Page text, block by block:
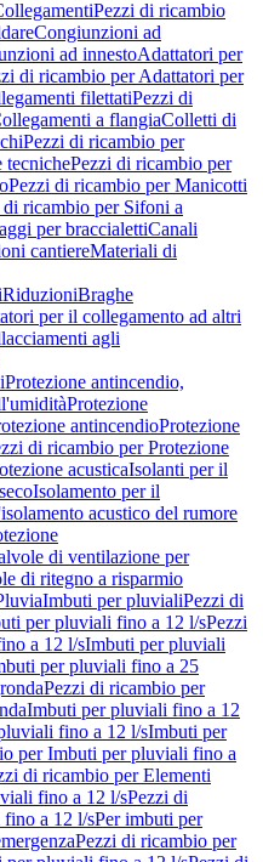
Pezzi di ricambio
Congiunzioni ad
ad innestoAdattatori per
di ricambio per Adattatori per
filettatiPezzi di
a flangiaColletti di
Pezzi di ricambio per
tecnichePezzi di ricambio per
Pezzi di ricambio per Manicotti
di ricambio per Sifoni a
per braccialettiCanali
cantiereMateriali di
RiduzioniBraghe
per il collegamento ad altri
agli
Protezione antincendio,
Protezione
antincendioProtezione
di ricambio per Protezione
acusticaIsolanti per il
Isolamento per il
acustico del rumore
di ventilazione per
di ritegno a risparmio
Imbuti per pluvialiPezzi di
per pluviali fino a 12 l/sPezzi
a 12 l/sImbuti per pluviali
per pluviali fino a 25
Pezzi di ricambio per
Imbuti per pluviali fino a 12
fino a 12 l/sImbuti per
per Imbuti per pluviali fino a
di ricambio per Elementi
fino a 12 l/sPezzi di
a 12 l/sPer imbuti per
Pezzi di ricambio per